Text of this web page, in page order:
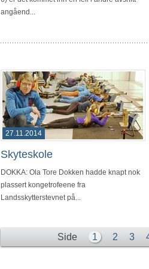
angåend...
27.11.2014
Skyteskole
DOKKA: Ola Tore Dokken hadde knapt nok
plassert kongetrofeene fra
Landsskytterstevnet på...
Side 1 2 3